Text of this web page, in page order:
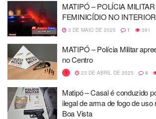
MATIPÓ – POLÍCIA
FEMINICÍDIO NO
3 DE MAIO DE 2025 1 391
MATIPÓ – Polícia Militar
no Centro
23 DE ABRIL DE 2025 4
Matipó – Casal é conduzido
ilegal de arma de fogo de uso
Boa Vista